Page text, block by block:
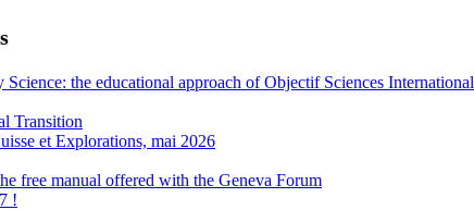
the educational approach of Objectif Sciences International
Transition
et Explorations, mai 2026
free manual offered with the Geneva Forum
!